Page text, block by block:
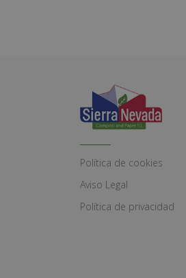
Política de cookies
Aviso Legal
Política de privacidad